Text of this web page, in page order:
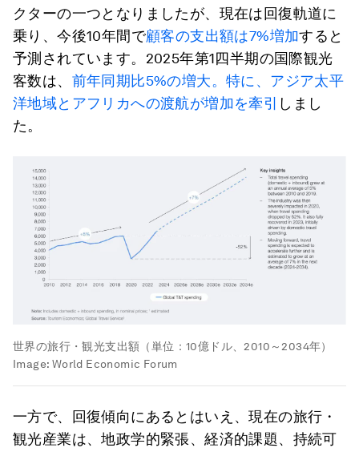
クターの一つとなりましたが、現在は回復軌道に
乗り、今後10年間で顧客の支出額は7%増加すると
予測されています。2025年第1四半期の国際観光
客数は、 前年同期比5%の増大。特に、アジア太平
洋地域とアフリカへの渡航が増加を牽引
しまし
た。
世界の旅行・観光支出額（単位：10億ドル、2010～2034年）
Image: World Economic Forum
一方で、回復傾向にあるとはいえ、現在の旅行・
観光産業は、地政学的緊張、経済的課題、持続可